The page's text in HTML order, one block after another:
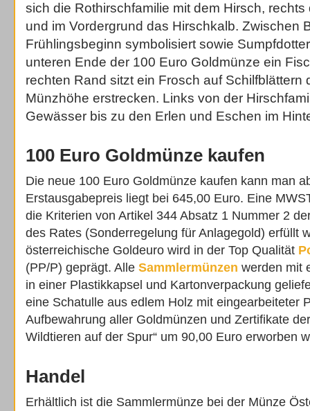
sich die Rothirschfamilie mit dem Hirsch,
und im Vordergrund das Hirschkalb. Zwischen
Frühlingsbeginn symbolisiert sowie
unteren Ende der 100 Euro Goldmünze ein
rechten Rand sitzt ein Frosch auf Schilfblättern
Münzhöhe erstrecken. Links von der
Gewässer bis zu den Erlen und Eschen im
100 Euro Goldmünze kaufen
Die neue 100 Euro Goldmünze kaufen kann man
Erstausgabepreis liegt bei 645,00 Euro. Eine
die Kriterien von Artikel 344 Absatz 1 Nummer 2
des Rates (Sonderregelung für Anlagegold) erfüllt
österreichische Goldeuro wird in der Top Qualität
(PP/P) geprägt. Alle Sammlermünzen werden mit
in einer Plastikkapsel und Kartonverpackung
eine Schatulle aus edlem Holz mit eingearbeiteter
Aufbewahrung aller Goldmünzen und Zertifikate
Wildtieren auf der Spur“ um 90,00 Euro erworben
Handel
Erhältlich ist die Sammlermünze bei der Münze